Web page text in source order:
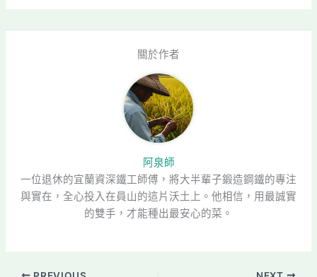
關於作者
阿泉師
一位退休的宜蘭資深鐵工師傅，將大半輩子鍛造鋼鐵的專注
與實在，全心投入在員山的這片沃土上。他相信，用最誠實
的雙手，才能種出最安心的菜。